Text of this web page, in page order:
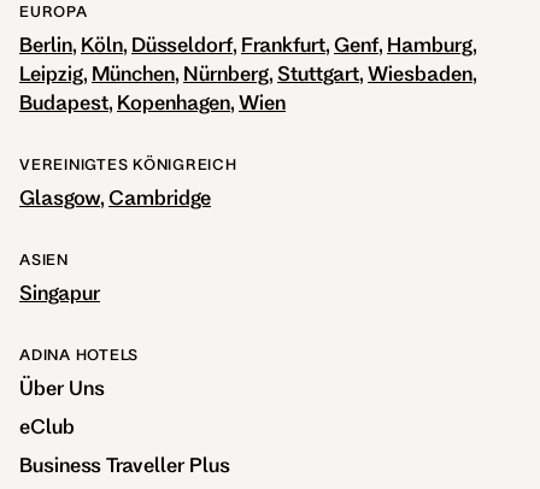
EUROPA
Berlin Köln Düsseldorf Frankfurt Genf Hamburg
Leipzig München Nürnberg Stuttgart Wiesbaden
Budapest Kopenhagen Wien
VEREINIGTES KÖNIGREICH
Glasgow Cambridge
ASIEN
Singapur
ADINA HOTELS
Über Uns
eClub
Business Traveller Plus